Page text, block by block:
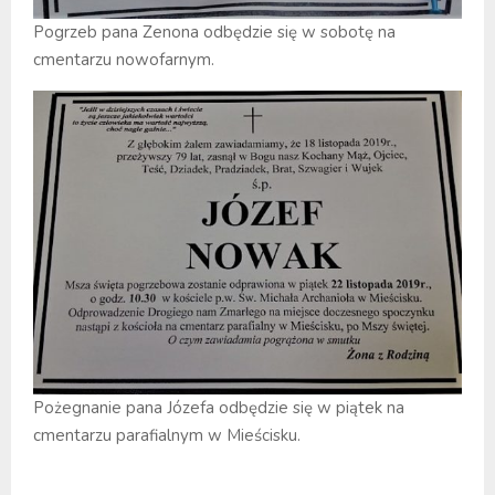
Pogrzeb pana Zenona odbędzie się w sobotę na
cmentarzu nowofarnym.
Pożegnanie pana Józefa odbędzie się w piątek na
cmentarzu parafialnym w Mieścisku.